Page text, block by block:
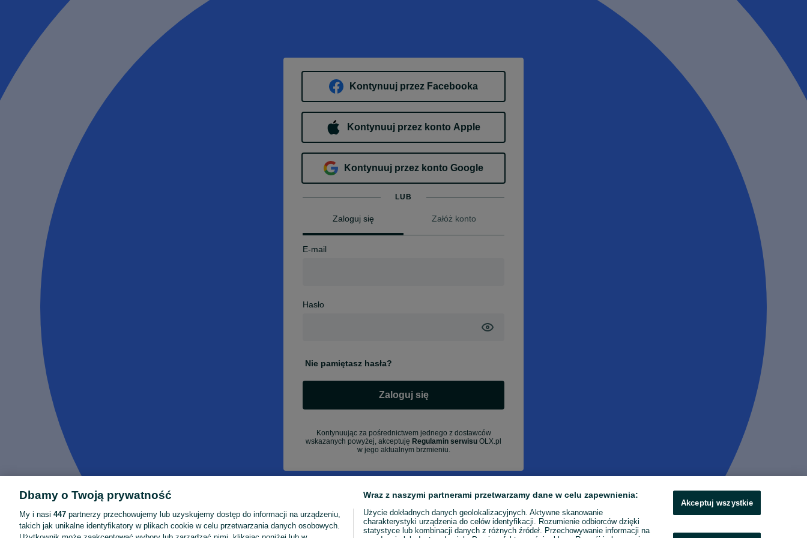
Kontynuuj przez Facebooka
Kontynuuj przez konto Apple
Kontynuuj przez konto Google
LUB
Zaloguj się Załóż konto
E-mail
Hasło
Nie pamiętasz hasła?
Zaloguj się
Kontynuując za pośrednictwem jednego z dostawców
wskazanych powyżej, akceptuję Regulamin serwisu OLX.pl
w jego aktualnym brzmieniu.
Dbamy o Twoją prywatność
My i nasi 447 partnerzy przechowujemy lub uzyskujemy dostęp do informacji na urządzeniu,
takich jak unikalne identyfikatory w plikach cookie w celu przetwarzania danych osobowych.
Wraz z naszymi partnerami przetwarzamy dane w celu zapewnienia:
Użycie dokładnych danych geolokalizacyjnych. Aktywne skanowanie
charakterystyki urządzenia do celów identyfikacji. Rozumienie odbiorców dzięki
statystyce lub kombinacji danych z różnych źródeł. Przechowywanie informacji na
Akceptuj wszystkie